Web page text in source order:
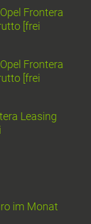
Frontera
[frei
Frontera
[frei
Leasing
im Monat